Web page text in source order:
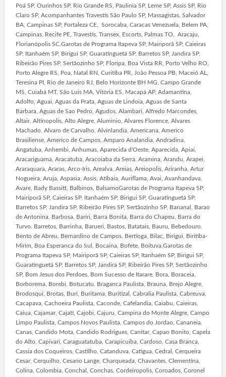
Poá SP, Ourinhos SP, Rio Grande RS, Paulinia SP, Leme SP, Assis SP, Rio
Claro SP, Acompanhantes Travestis São Paulo SP, Massagistas. Salvador
BA, Campinas SP, Fortaleza CE, Sorocaba, Caracas Venezuela, Belem PA,
Campinas. Recife PE, Travestis, Transex, Escorts, Palmas TO, Aracaju,
Florianópolis SC.Garotas de Programa Itapeva SP, Mairiporã SP, Caieiras
SP, Itanhaém SP, Birigui SP, Guaratinguetá SP, Barretos SP, Jandira SP,
Ribeirão Pires SP, Sertãozinho SP, Floripa, Boa Vista RR, Porto Velho RO,
Porto Alegre RS, Poa, Natal RN, Curitiba PR, João Pessoa PB, Maceió AL,
Teresina PI, Rio de Janeiro RJ, Belo Horizonte BH MG, Campo Grande
MS, Cuiabá MT, São Luis MA, Vitória ES, Macapá AP, Adamantina,
Adolfo, Aguai, Aguas da Prata, Aguas de Lindoia, Aguas de Santa
Barbara, Aguas de Sao Pedro, Agudos, Alambari, Alfredo Marcondes,
Altair, Altinopolis, Alto Alegre, Aluminio, Alvares Florence, Alvares
Machado, Alvaro de Carvalho, Alvinlandia, Americana, Americo
Brasiliense, Americo de Campos, Amparo Analandia, Andradina,
Angatuba, Anhembi, Anhumas, Aparecida d'Oeste, Aparecida, Apiai,
Aracariguama, Aracatuba, Aracoiaba da Serra, Aramina, Arandu, Arapei,
Araraquara, Araras, Arco-Iris, Arealva, Areias, Areiopolis, Ariranha, Artur
Nogueira, Aruja, Aspasia, Assis, Atibaia, Auriflama, Avai, Avanhandava,
Avare, Bady Bassitt, Balbinos, BalsamoGarotas de Programa Itapeva SP,
Mairiporã SP, Caieiras SP, Itanhaém SP, Birigui SP, Guaratinguetá SP,
Barretos SP, Jandira SP, Ribeirão Pires SP, Sertãozinho SP, Bananal, Barao
de Antonina, Barbosa, Bariri, Barra Bonita, Barra do Chapeu, Barra do
Turvo. Barretos, Barrinha, Barueri, Bastos, Batatais, Bauru, Bebedouro,
Bento de Abreu, Bernardino de Campos. Bertioga, Bilac, Birigui, Biritiba-
Mirim, Boa Esperanca do Sul, Bocaina, Bofete, Boituva.Garotas de
Programa Itapeva SP, Mairiporã SP, Caieiras SP, Itanhaém SP, Birigui SP,
Guaratinguetá SP, Barretos SP, Jandira SP, Ribeirão Pires SP, Sertãozinho
SP, Bom Jesus dos Perdoes, Bom Sucesso de Itarare, Bora, Boraceia,
Borborema, Borebi, Botucatu. Braganca Paulista, Brauna, Brejo Alegre,
Brodosqui, Brotas, Buri, Buritama, Buritizal, Cabralia Paulista, Cabreuva,
Cacapava, Cachoeira Paulista, Caconde, Cafelandia, Caiabu, Caieiras,
Caiua, Cajamar, Cajati, Cajobi, Cajuru, Campina do Monte Alegre, Campo
Limpo Paulista, Campos Novos Paulista, Campos do Jordao, Cananeia,
Canas, Candido Mota, Candido Rodrigues, Canitar, Capao Bonito, Capela
do Alto, Capivari, Caraguatatuba, Carapicuiba, Cardoso, Casa Branca,
Cassia dos Coqueiros, Castilho, Catanduva, Catigua, Cedral, Cerqueira
Cesar, Cerquilho, Cesario Lange, Charqueada, Chavantes, Clementina,
Colina, Colombia, Conchal, Conchas, Cordeiropolis, Coroados, Coronel